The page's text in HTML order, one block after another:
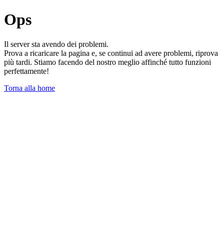
Ops
Il server sta avendo dei problemi.
Prova a ricaricare la pagina e, se continui ad avere problemi, riprova
più tardi. Stiamo facendo del nostro meglio affinché tutto funzioni
perfettamente!
Torna alla home